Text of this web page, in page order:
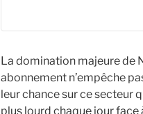
La domination majeure de
abonnement n’empêche
leur chance sur ce secteur
plus lourd chaque jour face